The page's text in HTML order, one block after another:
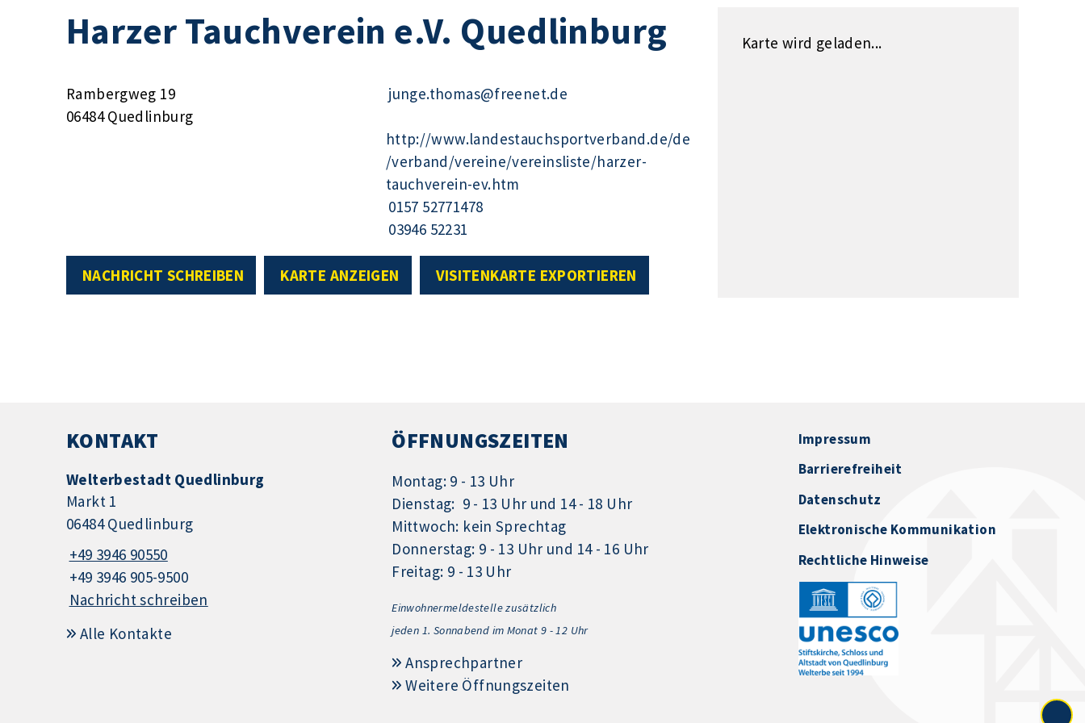
Harzer Tauchverein e.V. Quedlinburg
Rambergweg 19
06484 Quedlinburg
junge.thomas@freenet.de
http://www.landestauchsportverband.de/de
/verband/vereine/vereinsliste/harzer-
tauchverein-ev.htm
0157 52771478
03946 52231
NACHRICHT SCHREIBEN KARTE ANZEIGEN VISITENKARTE EXPORTIEREN
Karte wird geladen...
KONTAKT
Welterbestadt Quedlinburg
Markt 1
06484 Quedlinburg
+49 3946 90550
+49 3946 905-9500
Nachricht schreiben
Alle Kontakte
ÖFFNUNGSZEITEN
Montag: 9 - 13 Uhr
Dienstag: 9 - 13 Uhr und 14 - 18 Uhr
Mittwoch: kein Sprechtag
Donnerstag: 9 - 13 Uhr und 14 - 16 Uhr
Freitag: 9 - 13 Uhr
Einwohnermeldestelle zusätzlich
jeden 1. Sonnabend im Monat 9 - 12 Uhr
Ansprechpartner
Weitere Öffnungszeiten
Impressum
Barrierefreiheit
Datenschutz
Elektronische Kommunikation
Rechtliche Hinweise